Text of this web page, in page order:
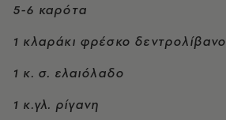
5-6 καρότα
1 κλαράκι φρέσκο δεντρολίβανο
1 κ. σ. ελαιόλαδο
1 κ.γλ. ρίγανη